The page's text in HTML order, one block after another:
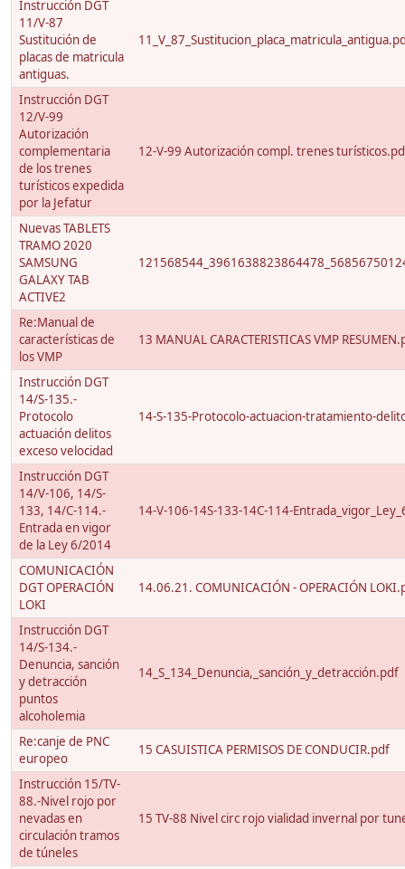
Instrucción DGT
11/V-87
Sustitución de
placas de matricula
antiguas.
Instrucción DGT
12/V-99
Autorización
complementaria
de los trenes
turísticos expedida
por la Jefatur
12-V-99 Autorización compl. trenes
Nuevas TABLETS
TRAMO 2020
SAMSUNG
GALAXY TAB
ACTIVE2
Re:Manual de
características de
los VMP
13 MANUAL CARACTERISTICAS VMP
Instrucción DGT
14/S-135.-
Protocolo
actuación delitos
exceso velocidad
14-S-135-Protocolo-actuacion-tratamiento-
Instrucción DGT
14/V-106, 14/S-
133, 14/C-114.-
Entrada en vigor
de la Ley 6/2014
14-V-106-14S-133-14C-114-
COMUNICACIÓN
DGT OPERACIÓN
LOKI
14.06.21. COMUNICACIÓN - OPERACIÓN
Instrucción DGT
14/S-134.-
Denuncia, sanción
y detracción
puntos
alcoholemia
14_S_134_Denuncia,_sanción_y_detracción.pdf
Re:canje de PNC
europeo
15 CASUISTICA PERMISOS DE CONDUCIR.pdf
Instrucción 15/TV-
88.-Nivel rojo por
nevadas en
circulación tramos
de túneles
15 TV-88 Nivel circ rojo vialidad invernal por